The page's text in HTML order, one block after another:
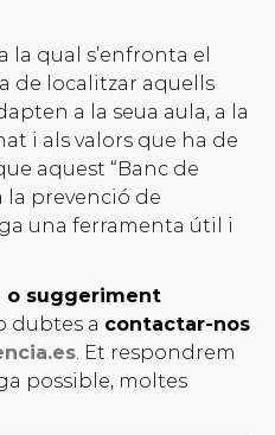
la qual s’enfronta el
de localitzar aquells
a la seua aula, a la
i als valors que ha de
aquest “Banc de
la prevenció de
una ferramenta útil i
o suggeriment
dubtes a contactar-nos
. Et respondrem
possible, moltes